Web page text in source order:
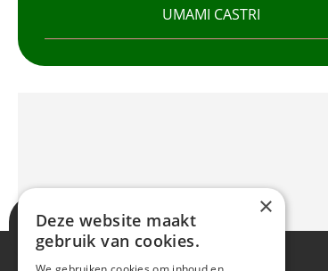
UMAMI CASTRI
×
Deze website maakt
gebruik van cookies.